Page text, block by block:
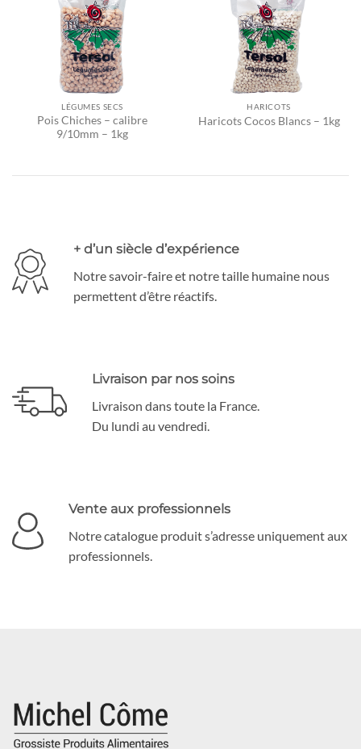
LÉGUMES SECS
Pois Chiches – calibre
9/10mm – 1kg
HARICOTS
Haricots Cocos Blancs – 1kg
+ d’un siècle d’expérience
Notre savoir-faire et notre taille humaine nous
permettent d’être réactifs.
Livraison par nos soins
Livraison dans toute la France.
Du lundi au vendredi.
Vente aux professionnels
Notre catalogue produit s’adresse uniquement aux
professionnels.